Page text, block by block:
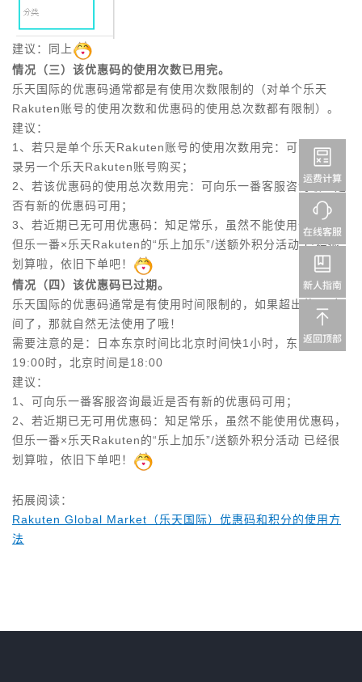
建议：同上
情况（三）该优惠码的使用次数已用完。
乐天国际的优惠码通常都是有使用次数限制的（对单个乐天
Rakuten账号的使用次数和优惠码的使用总次数都有限制）。
建议：
1、若只是单个乐天Rakuten账号的使用次数用完：可 注册/登
录另一个乐天Rakuten账号购买；
2、若该优惠码的使用总次数用完：可向乐一番客服咨询最近是
否有新的优惠码可用；
3、若近期已无可用优惠码： 知足常乐，
虽然不能使用优惠码，
但乐一番×乐天Rakuten的“乐上加乐”/送额外积分活动已经很
划算啦，依旧下单吧！
情况（四）该优惠码已过期。
乐天国际的优惠码通常是有使用时间限制的，如果超出使用时
间了，那就自然无法使用了哦！
需要注意的是：日本东京时间比北京时间快1小时，东京时间是
19:00时，北京时间是18:00
建议：
1、可向乐一番客服咨询最近是否有新的优惠码可用；
2、若近期已无可用优惠码：知足常乐，虽然不能使用优惠码，
但乐一番×乐天Rakuten的“乐上加乐”/送额外积分活动 已经很
划算啦，依旧下单吧！
拓展阅读：
Rakuten Global Market（乐天国际）优惠码和积分的使用方
法